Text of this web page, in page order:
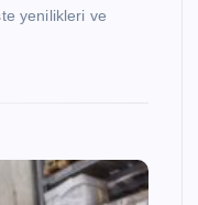
yenilikleri ve